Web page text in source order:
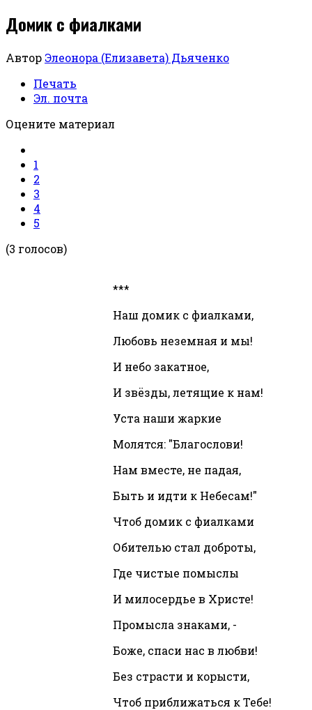
Домик с фиалками
Автор Элеонора (Елизавета) Дьяченко
Печать
Эл. почта
Оцените материал
1
2
3
4
5
(3 голосов)
***
Наш домик с фиалками,
Любовь неземная и мы!
И небо закатное,
И звёзды, летящие к нам!
Уста наши жаркие
Молятся: "Благослови!
Нам вместе, не падая,
Быть и идти к Небесам!"
Чтоб домик с фиалками
Обителью стал доброты,
Где чистые помыслы
И милосердье в Христе!
Промысла знаками, -
Боже, спаси нас в любви!
Без страсти и корысти,
Чтоб приближаться к Тебе!